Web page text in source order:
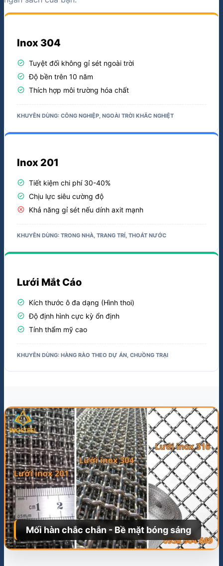
Inox 304
check_circle Tuyệt đối không gỉ sét ngoài trời
check_circle Độ bền trên 10 năm
check_circle Thích hợp môi trường hóa chất
KHUYÊN DÙNG: CÔNG NGHIỆP, NGOÀI TRỜI KHẮC NGHIỆT
Inox 201
check_circle Tiết kiệm chi phí 30-40%
check_circle Chịu lực siêu cường độ
cancel Khả năng gỉ sét nếu dính axit mạnh
KHUYÊN DÙNG: TRONG NHÀ, TRANG TRÍ, THOÁT NƯỚC
Lưới Mắt Cáo
check_circle Kích thước ô đa dạng (Hình thoi)
check_circle Độ định hình cực kỳ ổn định
check_circle Tính thẩm mỹ cao
KHUYÊN DÙNG: HÀNG RÀO THEO DỰ ÁN, CHUỒNG TRẠI
Mối hàn chắc chắn - Bề mặt bóng sáng